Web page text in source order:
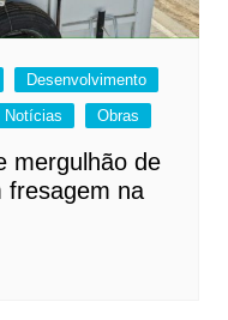
Desenvolvimento
Notícias Obras
mergulhão de
fresagem na